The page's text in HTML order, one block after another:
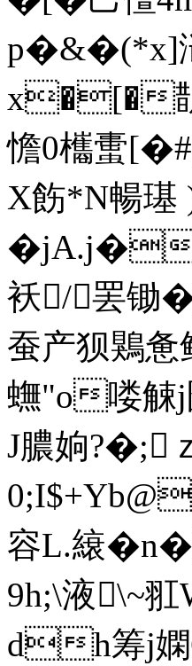
p�&�(*x]
x�[�皵
憺0欈蟗
X飭*N暢
�jA.j�
袄/罢锄
蚕产狈鶪
蟱"o喽觫
J膿姠?�;
容L.縗
9h;\液\~
dh筹j嫻